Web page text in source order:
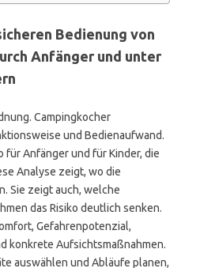
Bedienung von
Anfänger und unter
Campingkocher
und Bedienaufwand.
für Anfänger und für Kinder, die
Analyse zeigt, wo die
Sie zeigt auch, welche
das Risiko deutlich senken.
Gefahrenpotenzial,
konkrete Aufsichtsmaßnahmen.
auswählen und Abläufe planen,